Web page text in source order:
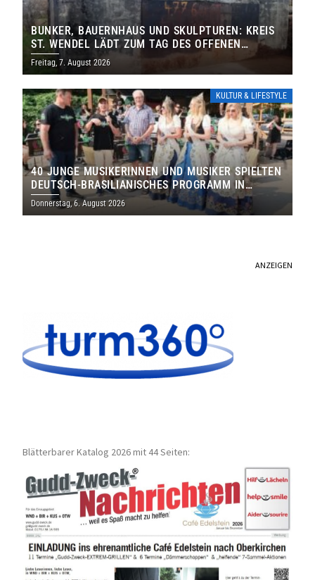
BUNKER, BAUERNHAUS UND SKULPTUREN: KREIS
ST. WENDEL LÄDT ZUM TAG DES OFFENEN
DENKMALS EIN
Freitag, 7. August 2026
KULTUR & LIFESTYLE
40 JUNGE MUSIKERINNEN UND MUSIKER SPIELTEN
DEUTSCH-BRASILIANISCHES PROGRAMM IN
THOLEY
Donnerstag, 6. August 2026
ANZEIGEN
Blätterbarer Katalog 2026 mit 44 Seiten: